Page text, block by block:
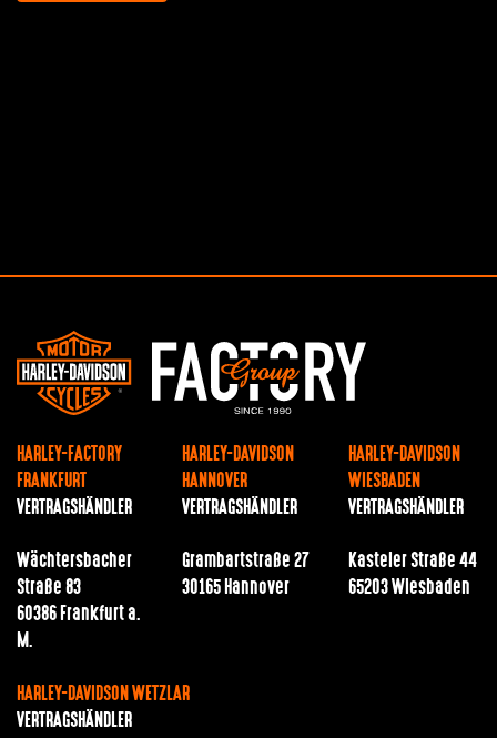
HARLEY-FACTORY
FRANKFURT
VERTRAGSHÄNDLER
Wächtersbacher
Straße 83
60386 Frankfurt a.
M.
HARLEY-DAVIDSON
HANNOVER
VERTRAGSHÄNDLER
Grambartstraße 27
30165 Hannover
HARLEY-DAVIDSON
WIESBADEN
VERTRAGSHÄNDLER
Kasteler Straße 44
65203 Wiesbaden
HARLEY-DAVIDSON WETZLAR
VERTRAGSHÄNDLER